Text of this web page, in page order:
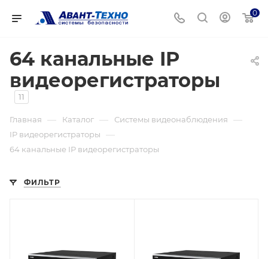
0
64 канальные IP
видеорегистраторы
11
Главная — Каталог — Системы видеонаблюдения —
IP видеорегистраторы —
64 канальные IP видеорегистраторы
ФИЛЬТР